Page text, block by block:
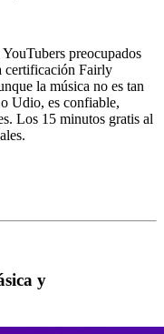
preocupados
certificación Fairly
la música no es tan
Udio, es confiable,
Los 15 minutos gratis al
y